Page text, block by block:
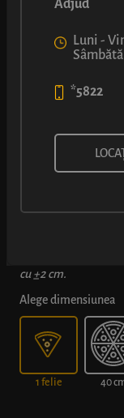
PIZZA
de Mozzarella,
cu ±2 cm.
Alege dimensiunea
1 felie 40
Adjud
Luni -
*5822